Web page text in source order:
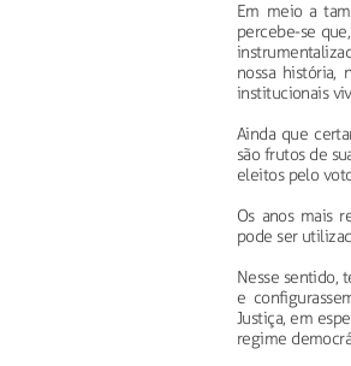
Em meio a
percebe-se
nossa história,
institucionais
Ainda que
são frutos de
eleitos pelo
Os anos mais
pode ser
Nesse sentido,
e
Justiça, em
regime